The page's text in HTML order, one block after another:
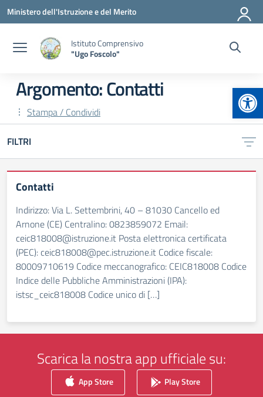
Vai ai contenuti
Vai al menu di navigazione
Vai al footer
Ministero dell'Istruzione e del Merito
Istituto Comprensivo
"Ugo Foscolo"
Argomento: Contatti
Stampa / Condividi
FILTRI
Contatti
Indirizzo: Via L. Settembrini, 40 – 81030 Cancello ed
Arnone (CE) Centralino: 0823859072 Email:
ceic818008@istruzione.it Posta elettronica certificata
(PEC): ceic818008@pec.istruzione.it Codice fiscale:
80009710619 Codice meccanografico: CEIC818008 Codice
Indice delle Pubbliche Amministrazioni (IPA):
istsc_ceic818008 Codice unico di […]
Scarica la nostra app ufficiale su:
App Store Play Store